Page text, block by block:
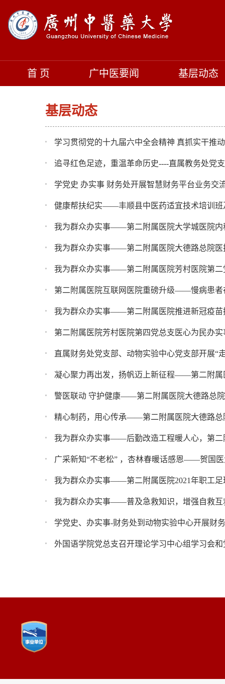
首 页 广中医要闻 基层动态
基层动态
学习贯彻党的十九届六中全会精神 真抓实干推
追寻红色足迹，重温革命历史----直属教务处党
学党史 办实事 财务处开展智慧财务平台业务交
健康帮扶纪实——丰顺县中医药适宜技术培训班
我为群众办实事——第二附属医院大学城医院内
我为群众办实事——第二附属医院大德路总院医
我为群众办实事——第二附属医院芳村医院第二
第二附属医院互联网医院重磅升级——慢病患者
我为群众办实事——第二附属医院推进新冠疫苗
第二附属医院芳村医院第四党总支医心为民办
直属财务处党支部、动物实验中心党支部开展“
警医联动 守护健康——第二附属医院大德路总
精心制药，用心传承——第二附属医院大德路总
我为群众办实事——后勤改造工程暖人心，第二
广采新知“不老松” ，杏林春暖话感恩——贺国
我为群众办实事——第二附属医院2021年职工足
学党史、办实事-财务处到动物实验中心开展财